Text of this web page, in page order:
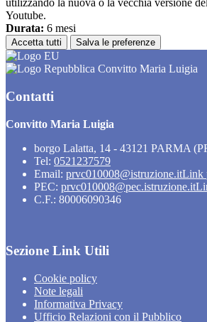
utilizzando la nuova o la vecchia versione
Youtube.
Durata: 6 mesi
Accetta tutti Salva le preferenze
Convitto Maria Luigia
Contatti
Convitto Maria Luigia
borgo Lalatta, 14 - 43121 PARMA
Tel: 0521237579
Email: prvc010008@istruzione.itLink
PEC: prvc010008@pec.istruzione.it
C.F.: 80006090346
Sezione Link Utili
Cookie policy
Note legali
Informativa Privacy
Ufficio Relazioni con il Pubblico